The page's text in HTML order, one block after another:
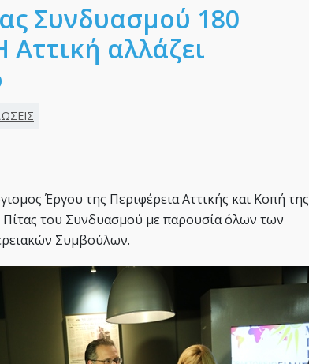
Συνδυασμού 180
Αττική αλλάζει
Έργου της Περιφέρεια Αττικής και Κοπή της
του Συνδυασμού με παρουσία όλων των
Συμβούλων.